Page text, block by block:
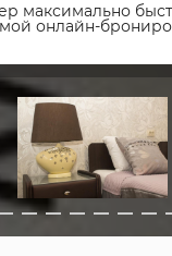
максимально
онлайн-